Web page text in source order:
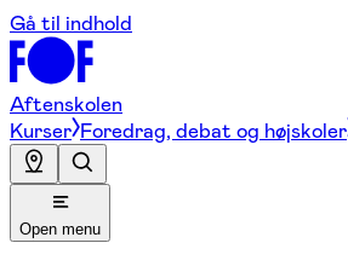
Gå til indhold
Aftenskolen
Kurser Foredrag, debat og højskoler
Open menu